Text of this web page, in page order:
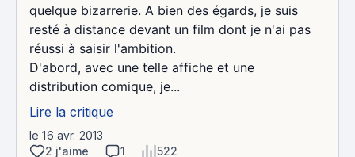
quelque bizarrerie. A bien des égards, je suis
resté à distance devant un film dont je n'ai pas
réussi à saisir l'ambition.
D'abord, avec une telle affiche et une
distribution comique, je...
Lire la critique
le 16 avr. 2013
2 j'aime
1 522